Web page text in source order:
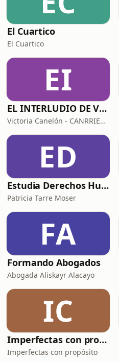
El Cuartico
El Cuartico
EI
EL INTERLUDIO DE VICTORIA
Victoria Canelón - CANRRIET GROUP
ED
Estudia Derechos Humanos
Patricia Tarre Moser
FA
Formando Abogados
Abogada Aliskayr Alacayo
IC
Imperfectas con propósito
Imperfectas con propósito